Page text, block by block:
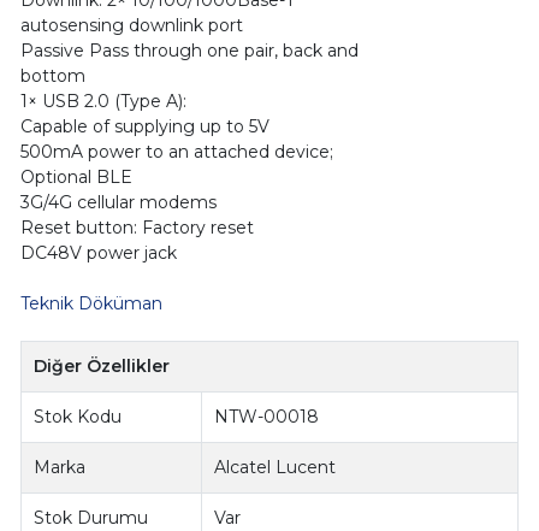
autosensing downlink port
Passive Pass through one pair, back and
bottom
1× USB 2.0 (Type A):
Capable of supplying up to 5V
500mA power to an attached device;
Optional BLE
3G/4G cellular modems
Reset button: Factory reset
DC48V power jack
Teknik Döküman
Diğer Özellikler
Stok Kodu NTW-00018
Marka Alcatel Lucent
Stok Durumu Var